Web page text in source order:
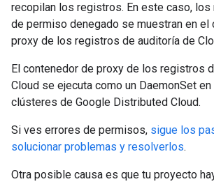
recopilan los registros. En este caso, los
de permiso denegado se muestran en el
proxy de los registros de auditoría de
El contenedor de proxy de los registros
Cloud se ejecuta como un DaemonSet
clústeres de Google Distributed Cloud.
Si ves errores de permisos, sigue los
solucionar problemas y resolverlos.
Otra posible causa es que tu proyecto